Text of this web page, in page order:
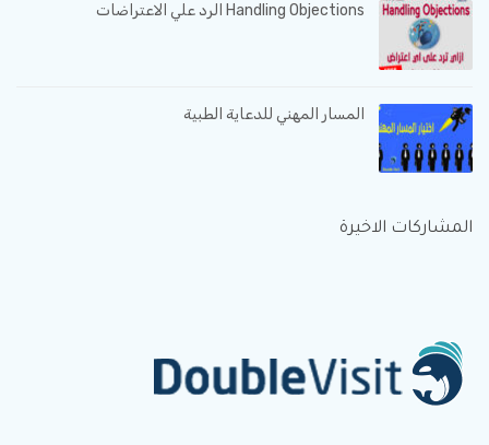
Handling Objections الرد علي الاعتراضات
المسار المهني للدعاية الطبية
المشاركات الاخيرة